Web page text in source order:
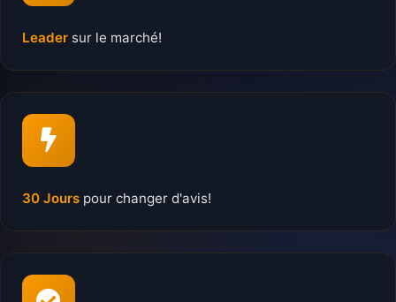
Leader sur le marché!
30 Jours pour changer d'avis!